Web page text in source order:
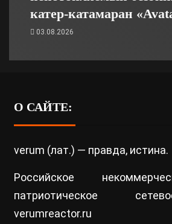
катер-катамаран
03.08.2026
О САЙТЕ:
verum (лат.) — правда, истина.
Российское
патриотическое
verumreactor.ru